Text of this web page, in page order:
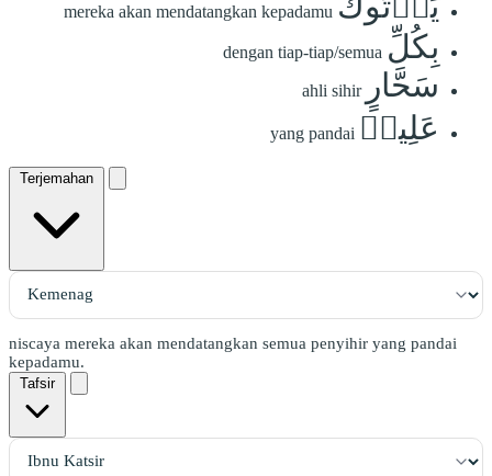
mereka akan mendatangkan kepadamu
بِكُلِّ dengan tiap-tiap/semua
سَحَّارٍ ahli sihir
عَلِيمٖ yang pandai
Terjemahan
niscaya mereka akan mendatangkan semua penyihir yang pandai
kepadamu.
Tafsir